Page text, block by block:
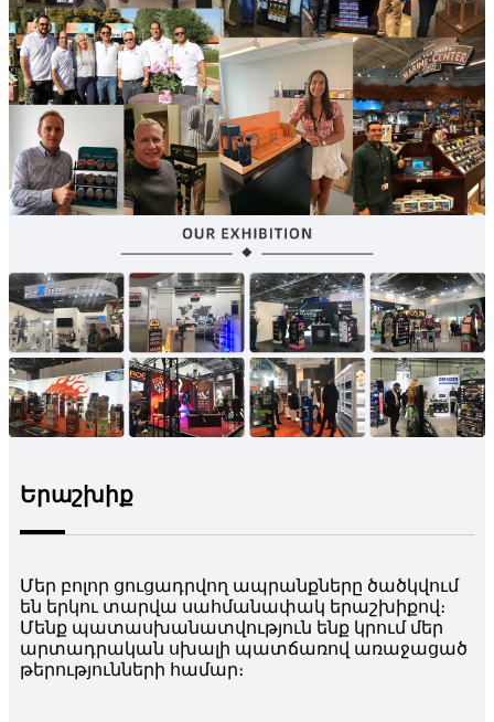
Երաշխիք
Մեր բոլոր ցուցադրվող ապրանքները ծածկվում
են երկու տարվա սահմանափակ երաշխիքով։
Մենք պատասխանատվություն ենք կրում մեր
արտադրական սխալի պատճառով առաջացած
թերությունների համար։